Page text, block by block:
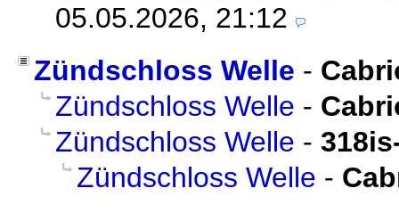
05.05.2026, 21:12
Zündschloss Welle -
Zündschloss Welle -
Zündschloss Welle -
Zündschloss Welle -